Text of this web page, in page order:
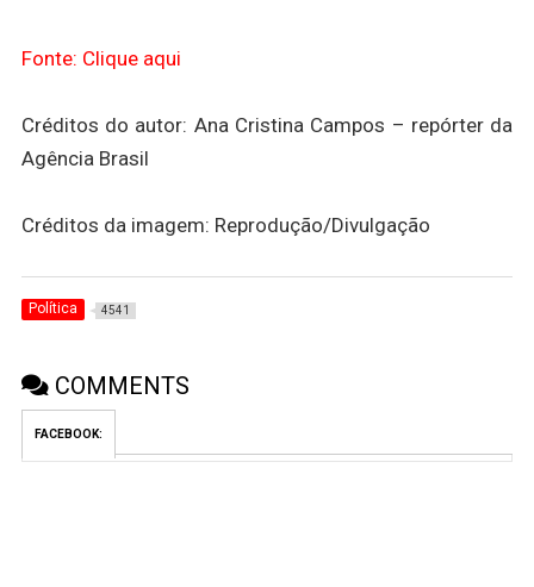
Fonte: Clique aqui
Créditos do autor: Ana Cristina Campos – repórter da
Agência Brasil
Créditos da imagem: Reprodução/Divulgação
Política 4541
COMMENTS
FACEBOOK: